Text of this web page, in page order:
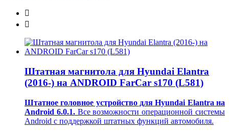
Штатная магнитола для Hyundai Elantra
(2016-) на ANDROID FarCar s170 (L581)
Штатное головное устройство для Hyundai Elantra на
Android 6.0.1.Все возможности операционной системы
Android с поддержкой штатных функций автомобиля.